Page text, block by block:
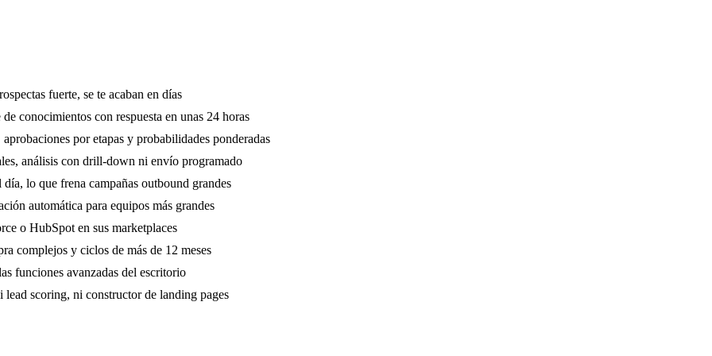
fuerte, se te acaban en días
conocimientos con respuesta en unas 24 horas
por etapas y probabilidades ponderadas
análisis con drill-down ni envío programado
lo que frena campañas outbound grandes
automática para equipos más grandes
o HubSpot en sus marketplaces
complejos y ciclos de más de 12 meses
funciones avanzadas del escritorio
scoring, ni constructor de landing pages